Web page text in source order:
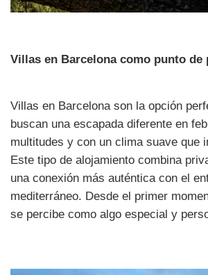
Villas en Barcelona como punto de
Villas en Barcelona son la opción
buscan una escapada diferente en
multitudes y con un clima suave que
Este tipo de alojamiento combina
una conexión más auténtica con el
mediterráneo. Desde el primer
se percibe como algo especial y